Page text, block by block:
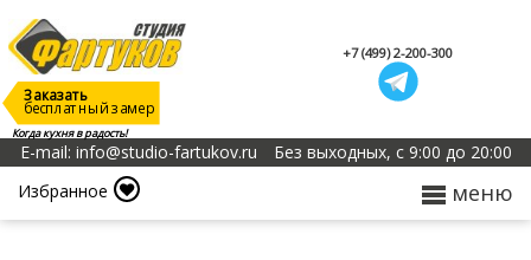
Когда кухня в радость!
Заказать
бесплатный замер
+7 (499) 2-200-300
E-mail: info@studio-fartukov.ru
Без выходных, с 9:00 до 20:00
Избранное
меню